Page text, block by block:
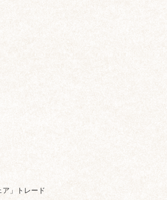
」トレード